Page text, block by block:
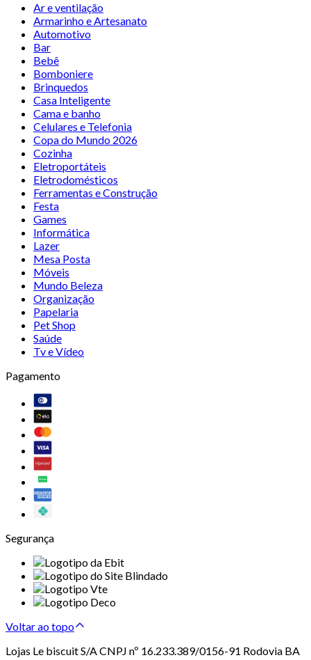
Ar e ventilação
Armarinho e Artesanato
Automotivo
Bar
Bebê
Bomboniere
Brinquedos
Casa Inteligente
Cama e banho
Celulares e Telefonia
Copa do Mundo 2026
Cozinha
Eletroportáteis
Eletrodomésticos
Ferramentas e Construção
Festa
Games
Informática
Lazer
Mesa Posta
Móveis
Mundo Beleza
Organização
Papelaria
Pet Shop
Saúde
Tv e Vídeo
Pagamento
Segurança
Voltar ao topo
Lojas Le biscuit S/A CNPJ nº 16.233.389/0156-91 Rodovia BA